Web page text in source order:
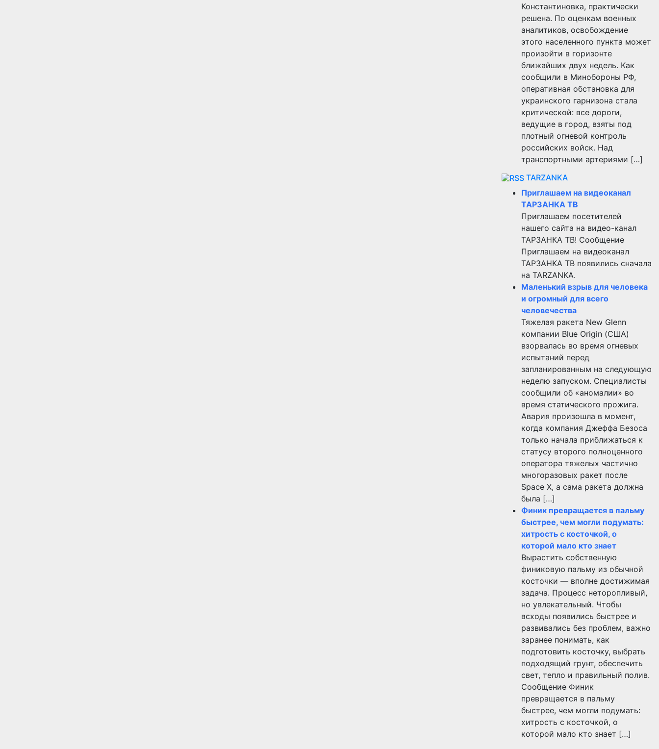
Константиновка, практически
решена. По оценкам военных
аналитиков, освобождение
этого населенного пункта может
произойти в горизонте
ближайших двух недель. Как
сообщили в Минобороны РФ,
оперативная обстановка для
украинского гарнизона стала
критической: все дороги,
ведущие в город, взяты под
плотный огневой контроль
российских войск. Над
транспортными артериями […]
TARZANKA
Приглашаем на видеоканал
ТАРЗАНКА ТВ
Приглашаем посетителей
нашего сайта на видео-канал
ТАРЗАНКА ТВ! Сообщение
Приглашаем на видеоканал
ТАРЗАНКА ТВ появились сначала
на TARZANKA.
Маленький взрыв для человека
и огромный для всего
человечества
Тяжелая ракета New Glenn
компании Blue Origin (США)
взорвалась во время огневых
испытаний перед
запланированным на следующую
неделю запуском. Специалисты
сообщили об «аномалии» во
время статического прожига.
Авария произошла в момент,
когда компания Джеффа Безоса
только начала приближаться к
статусу второго полноценного
оператора тяжелых частично
многоразовых ракет после
Space X, а сама ракета должна
была […]
Финик превращается в пальму
быстрее, чем могли подумать:
хитрость с косточкой, о
которой мало кто знает
Вырастить собственную
финиковую пальму из обычной
косточки — вполне достижимая
задача. Процесс неторопливый,
но увлекательный. Чтобы
всходы появились быстрее и
развивались без проблем, важно
заранее понимать, как
подготовить косточку, выбрать
подходящий грунт, обеспечить
свет, тепло и правильный полив.
Сообщение Финик
превращается в пальму
быстрее, чем могли подумать:
хитрость с косточкой, о
которой мало кто знает […]